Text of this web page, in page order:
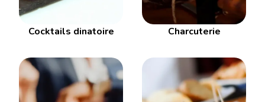
Cocktails dinatoire Charcuterie